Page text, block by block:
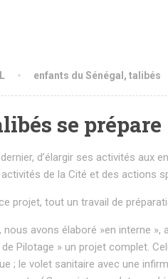
enfants du Sénégal , talibés
se prépare
d’élargir ses activités
de la Cité et des actions
projet, tout un travail de
avons élaboré »en interne
Pilotage » un projet complet.
; le volet sanitaire avec une